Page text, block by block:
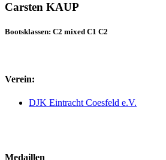
Carsten KAUP
Bootsklassen: C2 mixed C1 C2
Verein:
DJK Eintracht Coesfeld e.V.
Medaillen